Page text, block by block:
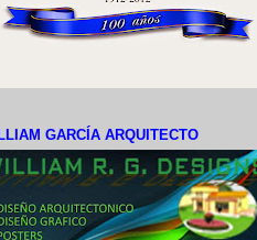
GARCÍA ARQUITECTO